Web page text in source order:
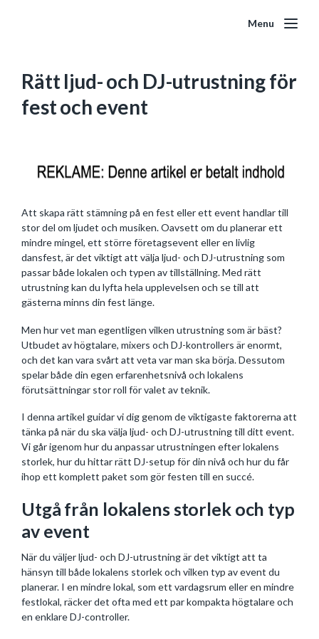
Menu
Rätt ljud- och DJ-utrustning för
fest och event
Att skapa rätt stämning på en fest eller ett event handlar till
stor del om ljudet och musiken. Oavsett om du planerar ett
mindre mingel, ett större företagsevent eller en livlig
dansfest, är det viktigt att välja ljud- och DJ-utrustning som
passar både lokalen och typen av tillställning. Med rätt
utrustning kan du lyfta hela upplevelsen och se till att
gästerna minns din fest länge.
Men hur vet man egentligen vilken utrustning som är bäst?
Utbudet av högtalare, mixers och DJ-kontrollers är enormt,
och det kan vara svårt att veta var man ska börja. Dessutom
spelar både din egen erfarenhetsnivå och lokalens
förutsättningar stor roll för valet av teknik.
I denna artikel guidar vi dig genom de viktigaste faktorerna att
tänka på när du ska välja ljud- och DJ-utrustning till ditt event.
Vi går igenom hur du anpassar utrustningen efter lokalens
storlek, hur du hittar rätt DJ-setup för din nivå och hur du får
ihop ett komplett paket som gör festen till en succé.
Utgå från lokalens storlek och typ
av event
När du väljer ljud- och DJ-utrustning är det viktigt att ta
hänsyn till både lokalens storlek och vilken typ av event du
planerar. I en mindre lokal, som ett vardagsrum eller en mindre
festlokal, räcker det ofta med ett par kompakta högtalare och
en enklare DJ-controller.